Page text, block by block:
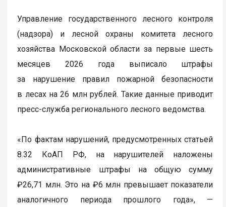
Управление государственного лесного контроля
(надзора) и лесной охраны комитета лесного
хозяйства Московской области за первые шесть
месяцев 2026 года выписало штрафы
за нарушение правил пожарной безопасности
в лесах на 26 млн рублей. Такие данные приводит
пресс-служба регионального лесного ведомства.
«По фактам нарушений, предусмотренных статьей
8.32 КоАП РФ, на нарушителей наложены
административные штрафы на общую сумму
₽26,71 млн. Это на ₽6 млн превышает показатели
аналогичного периода прошлого года», —